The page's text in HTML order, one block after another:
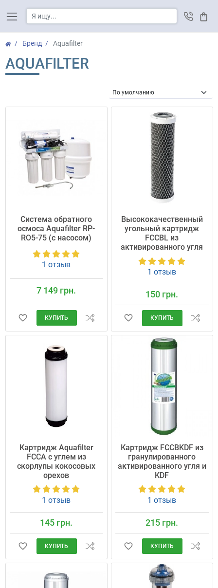
Бренд Aquafilter
AQUAFILTER
Cистема обратного
осмоса Aquafilter RP-
RO5-75 (с насосом)
1 отзыв
7 149 грн.
КУПИТЬ
Высококачественный
угольный картридж
FCCBL из
активированного угля
1 отзыв
150 грн.
КУПИТЬ
Картридж Aquafilter
FCCA с углем из
скорлупы кокосовых
орехов
1 отзыв
145 грн.
КУПИТЬ
Картридж FCCBKDF из
гранулированного
активированного угля и
KDF
1 отзыв
215 грн.
КУПИТЬ